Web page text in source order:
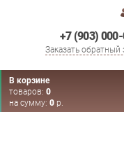
+7 (903)
Заказать обратный
В корзине
товаров: 0
на сумму: 0 р.